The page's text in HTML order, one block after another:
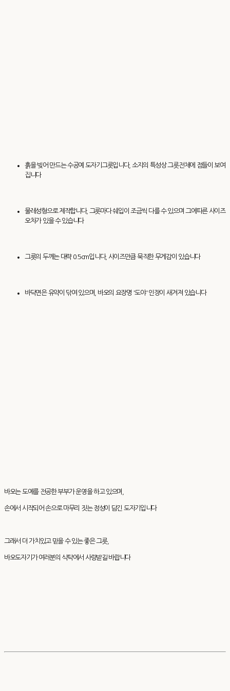
흙을 빚어 만드는 수공예 도자기그릇입니다, 소지의 특성상 그릇전체에 점들이 보여
집니다
물레성형으로 제작합니다, 그릇마다 쉐입이 조금씩 다를 수 있으며 그에따른 사이즈
오차가 있을 수 있습니다
그릇의 두께는 대략 0.5cm입니다, 사이즈만큼 묵직한 무게감이 있습니다
바닥면은 유약이 닦여 있으며, 바오의 요장명 '도야' 인장이 새겨져 있습니다
바오는 도예를 전공한 부부가 운영을 하고 있으며,
손에서 시작되어 손으로 마무리 짓는 정성이 담긴 도자기입니다
그래서 더 가치있고 믿을 수 있는 좋은 그릇,
바오도자기가 여러분의 식탁에서 사랑받길 바랍니다